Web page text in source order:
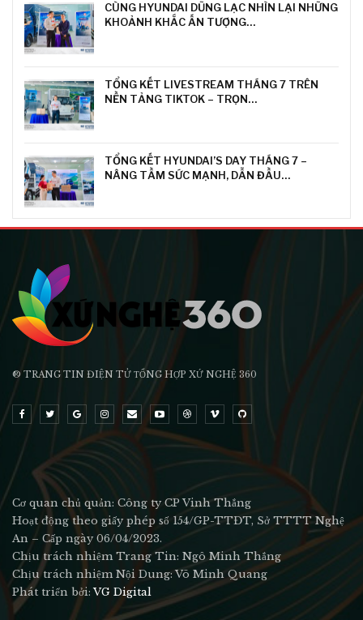
CÙNG HYUNDAI DŨNG LẠC NHÌN LẠI NHỮNG
KHOẢNH KHẮC ẤN TƯỢNG…
TỔNG KẾT LIVESTREAM THÁNG 7 TRÊN
NỀN TẢNG TIKTOK – TRỌN…
TỔNG KẾT HYUNDAI’S DAY THÁNG 7 –
NÂNG TẦM SỨC MẠNH, DẪN ĐẦU…
® TRANG TIN ĐIỆN TỬ ТỔNG HỢP XỨ NGHỆ 360
Cơ quan chủ quản: Công ty CP Vinh Thắng
Hoạt động theo giấy phép số 154/GP-TTĐT, Sở TTTT Nghệ
An – Cấp ngày 06/04/2023.
Chịu trách nhiệm Trang Tin: Ngô Minh Thắng
Chịu trách nhiệm Nội Dung: Võ Minh Quang
Phát triển bởi:VG Digital